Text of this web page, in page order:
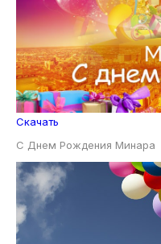
Скачать
С Днем Рождения Минара